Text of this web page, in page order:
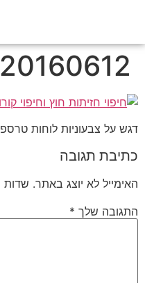
20160612_1434331
דגש על צבעוניות לוחות
כתיבת תגובה
האימייל לא יוצג באתר. שדות
התגובה שלך *